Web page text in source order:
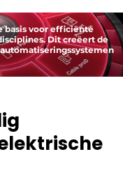
basis voor efficiënte
Dit creëert de